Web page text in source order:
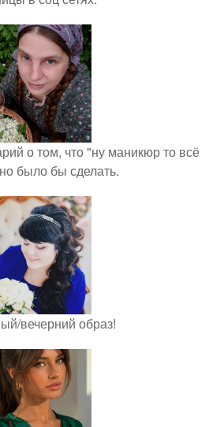
о том, что "ну маникюр то всё
было бы сделать.
вечерний образ!